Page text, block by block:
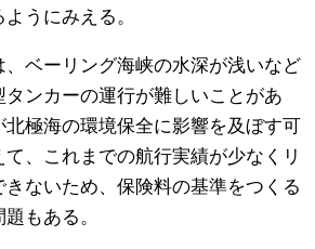
うにみえる。
ベーリング海峡の水深が浅いなど
ンカーの運行が難しいことがあ
極海の環境保全に影響を及ぼす可
、これまでの航行実績が少なくリ
ないため、保険料の基準をつくる
もある。